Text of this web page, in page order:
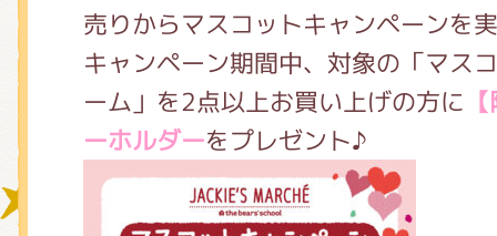
売りからマスコットキャンペーンを
キャンペーン期間中、対象の「マス
ーム」を2点以上お買い上げの方に
ーホルダーをプレゼント♪
グッズインフォメーション
ミュージカル・コンサート